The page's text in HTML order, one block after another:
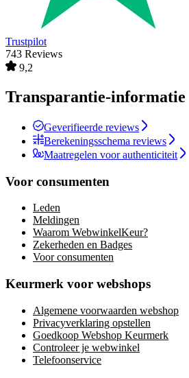
Trustpilot
743 Reviews
9,2
Transparantie-informatie
Geverifieerde reviews
Berekeningsschema reviews
Maatregelen voor authenticiteit
Voor consumenten
Leden
Meldingen
Waarom WebwinkelKeur?
Zekerheden en Badges
Voor consumenten
Keurmerk voor webshops
Algemene voorwaarden webshop
Privacyverklaring opstellen
Goedkoop Webshop Keurmerk
Controleer je webwinkel
Telefoonservice